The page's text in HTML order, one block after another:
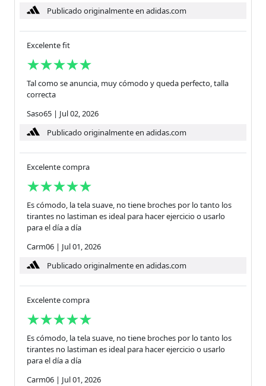
Publicado originalmente en adidas.com
Excelente fit
Tal como se anuncia, muy cómodo y queda perfecto, talla
correcta
Saso65 | Jul 02, 2026
Publicado originalmente en adidas.com
Excelente compra
Es cómodo, la tela suave, no tiene broches por lo tanto los
tirantes no lastiman es ideal para hacer ejercicio o usarlo
para el día a día
Carm06 | Jul 01, 2026
Publicado originalmente en adidas.com
Excelente compra
Es cómodo, la tela suave, no tiene broches por lo tanto los
tirantes no lastiman es ideal para hacer ejercicio o usarlo
para el día a día
Carm06 | Jul 01, 2026